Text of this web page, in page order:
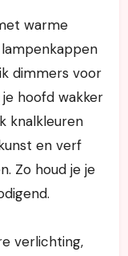
warme
dimmers voor
hoofd wakker
knalkleuren
en verf
Zo houd je je
verlichting,